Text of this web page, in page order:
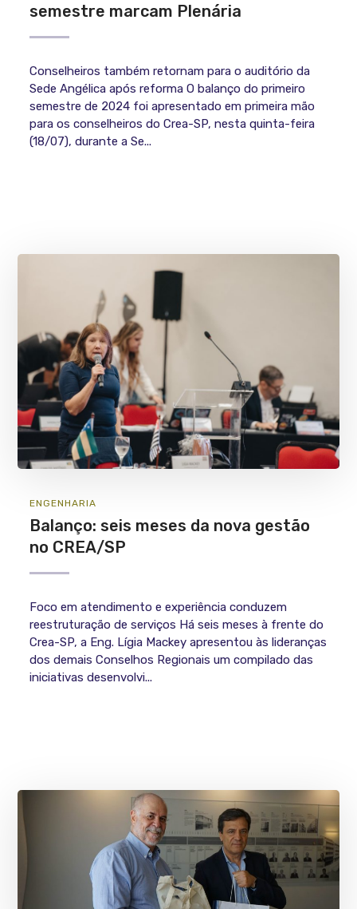
semestre marcam Plenária
Conselheiros também retornam para o auditório da
Sede Angélica após reforma O balanço do primeiro
semestre de 2024 foi apresentado em primeira mão
para os conselheiros do Crea-SP, nesta quinta-feira
(18/07), durante a Se...
ENGENHARIA
Balanço: seis meses da nova gestão
no CREA/SP
Foco em atendimento e experiência conduzem
reestruturação de serviços Há seis meses à frente do
Crea-SP, a Eng. Lígia Mackey apresentou às lideranças
dos demais Conselhos Regionais um compilado das
iniciativas desenvolvi...